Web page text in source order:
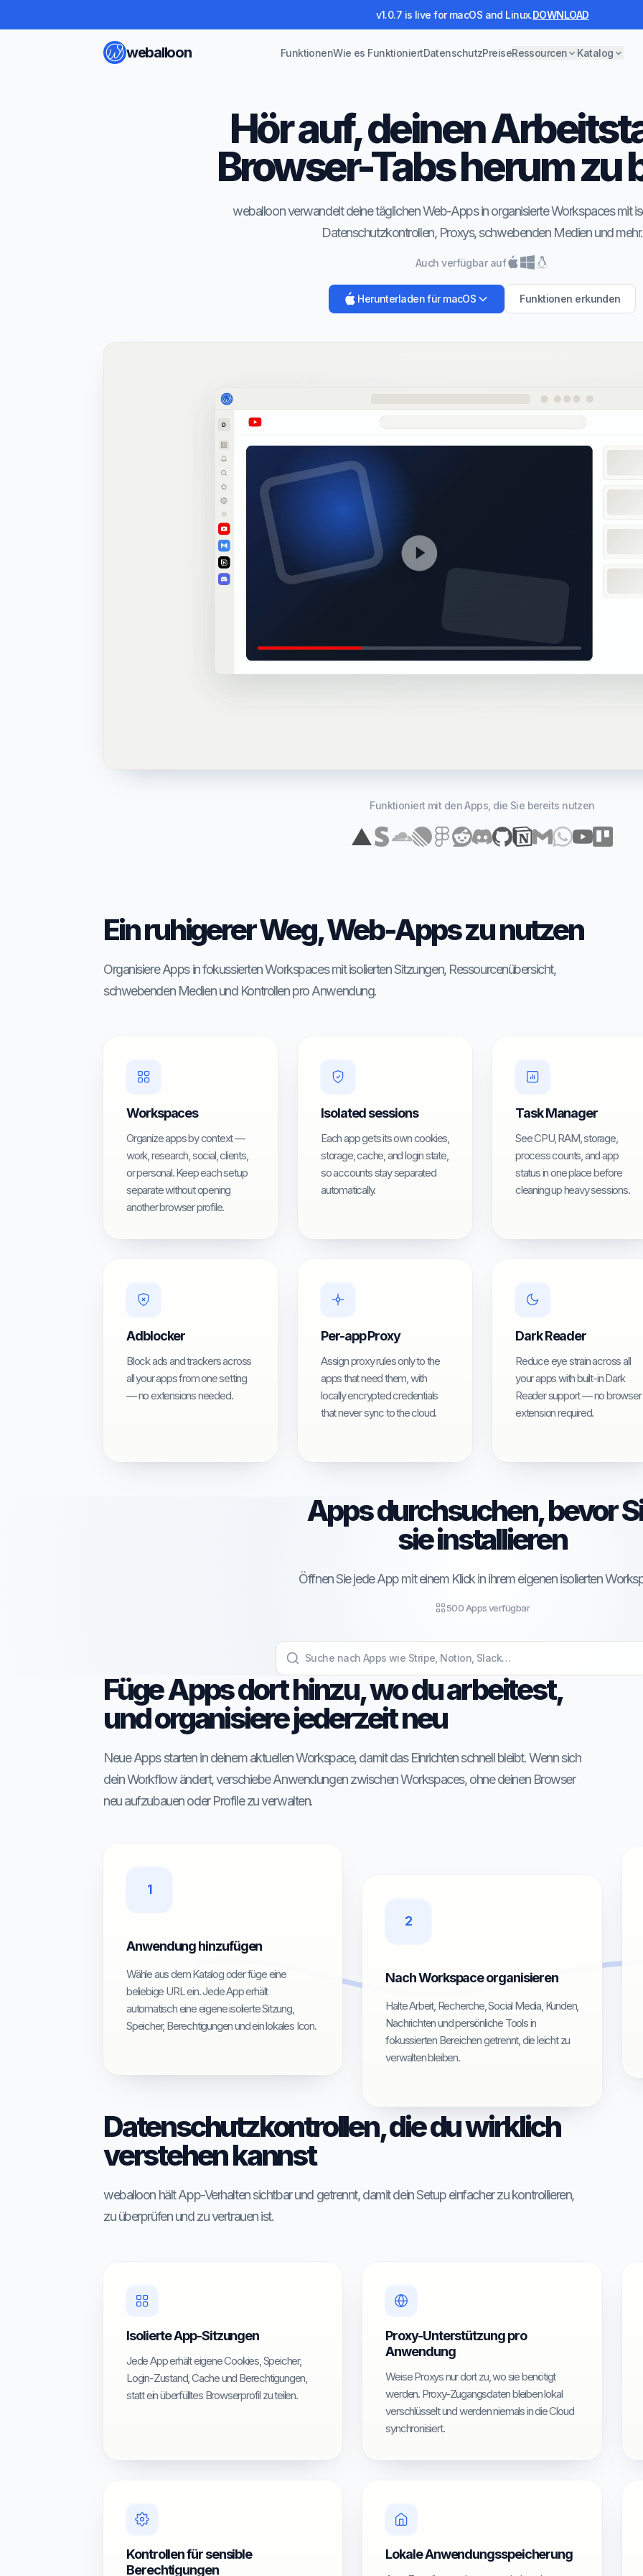
v1.0.7 is live for macOS and Linux.DOWNLOAD
weballoon FunktionenWie es FunktioniertDatenschutzPreiseRessourcen Katalog
Hör auf, deinen
Browser-Tabs herum zu
weballoon verwandelt deine täglichen Web-Apps in organisierte Workspaces mit
Datenschutzkontrollen, Proxys, schwebenden Medien und mehr.
Auch verfügbar auf
Herunterladen für macOS Funktionen erkunden
Funktioniert mit den Apps, die Sie bereits nutzen
Ein ruhigerer Weg, Web-Apps zu nutzen
Organisiere Apps in fokussierten Workspaces mit isolierten Sitzungen, Ressourcenübersicht,
schwebenden Medien und Kontrollen pro Anwendung.
Workspaces
Organize apps by context —
work, research, social, clients,
or personal. Keep each setup
separate without opening
another browser profile.
Isolated sessions
Each app gets its own cookies,
storage, cache, and login state,
so accounts stay separated
automatically.
Task Manager
See CPU, RAM, storage,
process counts, and app
status in one place before
cleaning up heavy sessions.
Adblocker
Block ads and trackers across
all your apps from one setting
— no extensions needed.
Per-app Proxy
Assign proxy rules only to the
apps that need them, with
locally encrypted credentials
that never sync to the cloud.
Dark Reader
Reduce eye strain across all
your apps with built-in Dark
Reader support — no browser
extension required.
Apps durchsuchen, bevor
sie installieren
Öffnen Sie jede App mit einem Klick in ihrem eigenen isolierten
500 Apps verfügbar
Füge Apps dort hinzu, wo du arbeitest,
und organisiere jederzeit neu
Neue Apps starten in deinem aktuellen Workspace, damit das Einrichten schnell bleibt. Wenn sich
dein Workflow ändert, verschiebe Anwendungen zwischen Workspaces, ohne deinen Browser
neu aufzubauen oder Profile zu verwalten.
1
Anwendung hinzufügen
Wähle aus dem Katalog oder füge eine
beliebige URL ein. Jede App erhält
automatisch eine eigene isolierte Sitzung,
Speicher, Berechtigungen und ein lokales Icon.
2
Nach Workspace organisieren
Halte Arbeit, Recherche, Social Media, Kunden,
Nachrichten und persönliche Tools in
fokussierten Bereichen getrennt, die leicht zu
verwalten bleiben.
Datenschutzkontrollen, die du wirklich
verstehen kannst
weballoon hält App-Verhalten sichtbar und getrennt, damit dein Setup einfacher zu kontrollieren,
zu überprüfen und zu vertrauen ist.
Isolierte App-Sitzungen
Jede App erhält eigene Cookies, Speicher,
Login-Zustand, Cache und Berechtigungen,
statt ein überfülltes Browserprofil zu teilen.
Proxy-Unterstützung pro
Anwendung
Weise Proxys nur dort zu, wo sie benötigt
werden. Proxy-Zugangsdaten bleiben lokal
verschlüsselt und werden niemals in die Cloud
synchronisiert.
Kontrollen für sensible
Berechtigungen
Lokale Anwendungsspeicherung